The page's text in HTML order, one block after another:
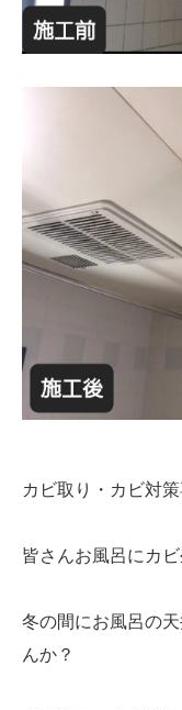
カビ取り・カビ対
皆さんお風呂にカ
冬の間にお風呂の
んか？